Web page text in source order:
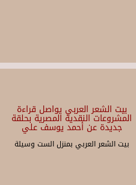
بيت الشعر العربي يواصل قراءة
المشروعات النقدية المصرية بحلقة
جديدة عن أحمد يوسف علي
بيت الشعر العربي بمنزل الست وسيلة